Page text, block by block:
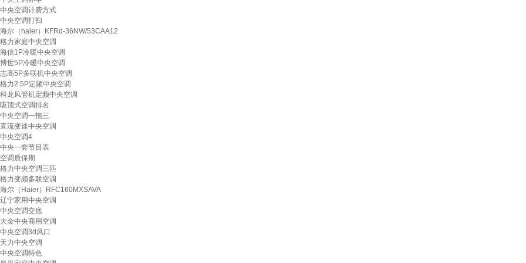
中央空调计费方式
中央空调打扫
海尔（haier）KFRd-36NW/53CAA12
格力家庭中央空调
海信1P冷暖中央空调
博世5P冷暖中央空调
志高5P多联机中央空调
格力2.5P定频中央空调
科龙风管机定频中央空调
吸顶式空调排名
中央空调一拖三
直流变速中央空调
中央空调4
中央一套节目表
空调质保期
格力中央空调三匹
格力变频多联空调
海尔（Haier）RFC160MXSAVA
辽宁家用中央空调
中央空调交底
大金中央商用空调
中央空调3d风口
天力中央空调
中央空调特色